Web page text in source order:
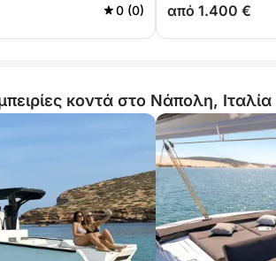
0 (0) από 1.400 €
κοντά στο Νάπολη, Ιταλία